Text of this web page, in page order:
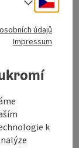
údajů
Impressum
k